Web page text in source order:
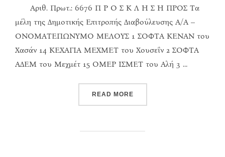
Αριθ. Πρωτ.: 6676 Π Ρ Ο Σ Κ Λ Η Σ Η ΠΡΟΣ Τα
μέλη της Δημοτικής Επιτροπής Διαβούλευσης Α/Α –
ΟΝΟΜΑΤΕΠΩΝΥΜΟ ΜΕΛΟΥΣ 1 ΣΟΦΤΑ ΚΕΝΑΝ του
Χασάν 14 ΚΕΧΑΓΙΑ ΜΕΧΜΕΤ του Χουσεΐν 2 ΣΟΦΤΑ
ΑΔΕΜ του Μεχμέτ 15 ΟΜΕΡ ΙΣΜΕΤ του Αλή 3 …
READ MORE“ΠΡΌΣΚΛΗΣΗ ΣΎΓΚΛΗΣΗΣ